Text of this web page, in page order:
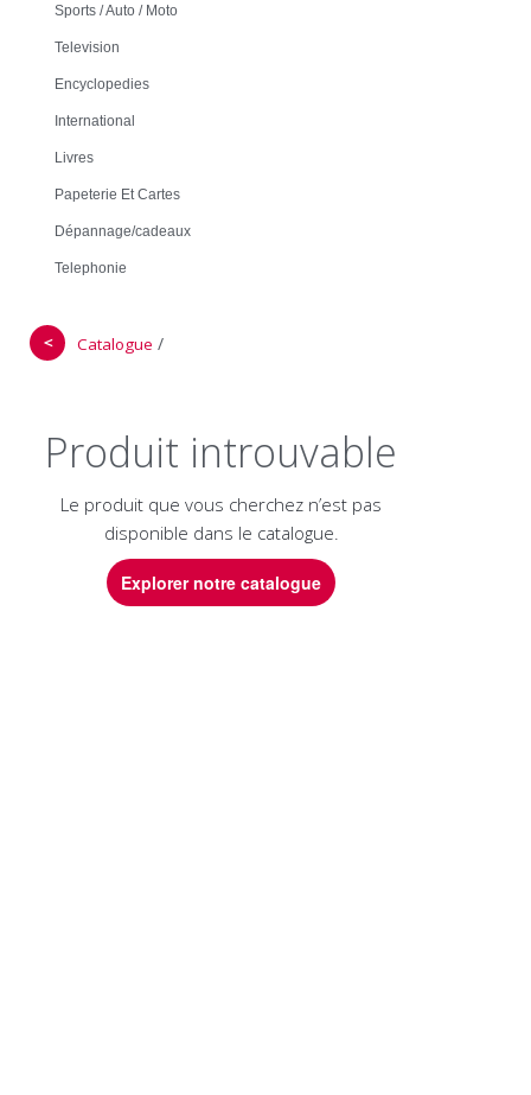
Sports / Auto / Moto
Television
Encyclopedies
International
Livres
Papeterie Et Cartes
Dépannage/cadeaux
Telephonie
＜ Catalogue /
Produit introuvable
Le produit que vous cherchez n’est pas
disponible dans le catalogue.
Explorer notre catalogue